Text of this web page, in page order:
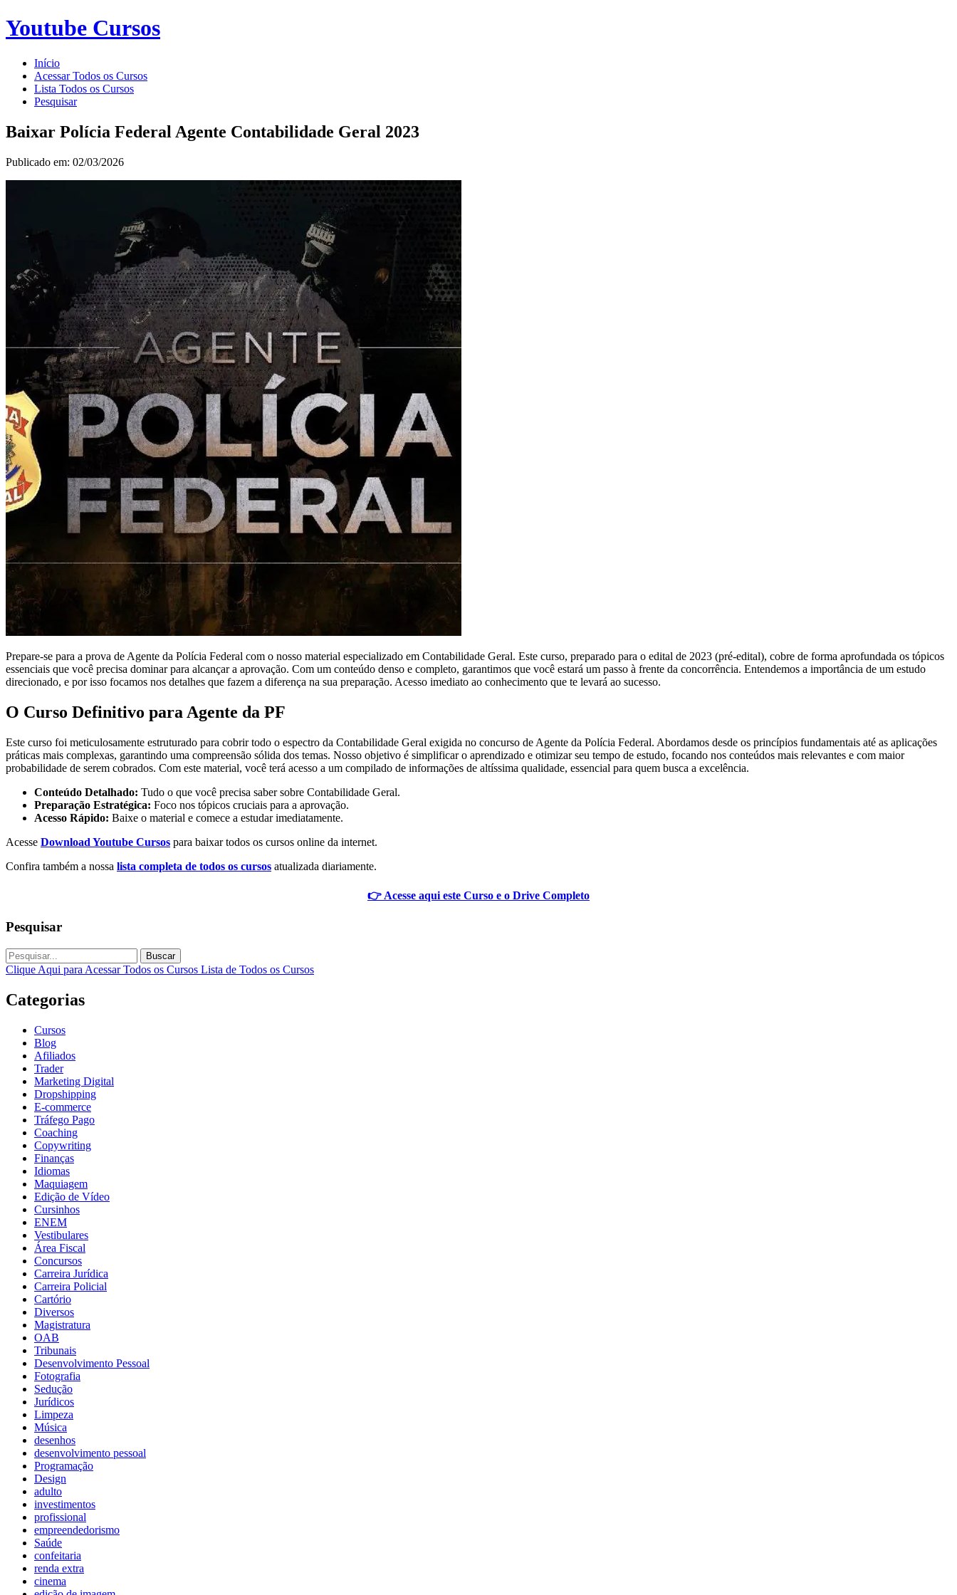
Youtube Cursos
Início
Acessar Todos os Cursos
Lista Todos os Cursos
Pesquisar
Baixar Polícia Federal Agente Contabilidade Geral 2023
Publicado em: 02/03/2026
Prepare-se para a prova de Agente da Polícia Federal com o nosso material especializado em Contabilidade Geral. Este curso, preparado para o edital de 2023 (pré-edital), cobre de forma aprofundada os tópicos
essenciais que você precisa dominar para alcançar a aprovação. Com um conteúdo denso e completo, garantimos que você estará um passo à frente da concorrência. Entendemos a importância de um estudo
direcionado, e por isso focamos nos detalhes que fazem a diferença na sua preparação. Acesso imediato ao conhecimento que te levará ao sucesso.
O Curso Definitivo para Agente da PF
Este curso foi meticulosamente estruturado para cobrir todo o espectro da Contabilidade Geral exigida no concurso de Agente da Polícia Federal. Abordamos desde os princípios fundamentais até as aplicações
práticas mais complexas, garantindo uma compreensão sólida dos temas. Nosso objetivo é simplificar o aprendizado e otimizar seu tempo de estudo, focando nos conteúdos mais relevantes e com maior
probabilidade de serem cobrados. Com este material, você terá acesso a um compilado de informações de altíssima qualidade, essencial para quem busca a excelência.
Conteúdo Detalhado: Tudo o que você precisa saber sobre Contabilidade Geral.
Preparação Estratégica: Foco nos tópicos cruciais para a aprovação.
Acesso Rápido: Baixe o material e comece a estudar imediatamente.
Acesse Download Youtube Cursos para baixar todos os cursos online da internet.
Confira também a nossa lista completa de todos os cursos atualizada diariamente.
👉 Acesse aqui este Curso e o Drive Completo
Pesquisar
Buscar
Clique Aqui para Acessar Todos os Cursos Lista de Todos os Cursos
Categorias
Cursos
Blog
Afiliados
Trader
Marketing Digital
Dropshipping
E-commerce
Tráfego Pago
Coaching
Copywriting
Finanças
Idiomas
Maquiagem
Edição de Vídeo
Cursinhos
ENEM
Vestibulares
Área Fiscal
Concursos
Carreira Jurídica
Carreira Policial
Cartório
Diversos
Magistratura
OAB
Tribunais
Desenvolvimento Pessoal
Fotografia
Sedução
Jurídicos
Limpeza
Música
desenhos
desenvolvimento pessoal
Programação
Design
adulto
investimentos
profissional
empreendedorismo
Saúde
confeitaria
renda extra
cinema